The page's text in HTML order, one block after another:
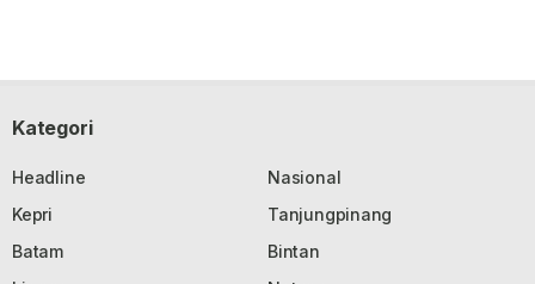
Kategori
Headline
Nasional
Kepri
Tanjungpinang
Batam
Bintan